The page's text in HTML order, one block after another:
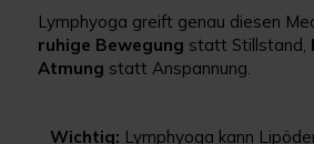
Lymphyoga greift genau diesen
ruhige Bewegung statt Stillstand,
Atmung statt Anspannung.
Wichtig: Lymphyoga kann